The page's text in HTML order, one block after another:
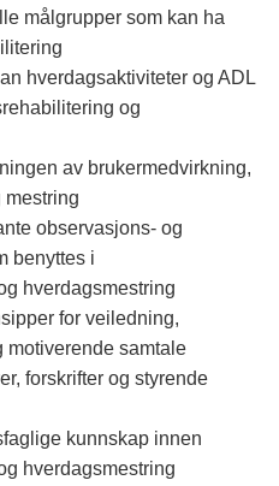
målgrupper som kan ha
hverdagsaktiviteter og ADL
og
av brukermedvirkning,
mestring
observasjons- og
benyttes i
hverdagsmestring
for veiledning,
motiverende samtale
forskrifter og styrende
kunnskap innen
hverdagsmestring